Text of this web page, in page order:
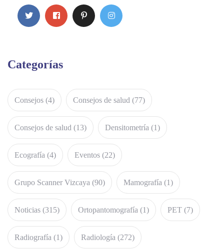
Categorías
Consejos (4) Consejos de salud (77)
Consejos de salud (13) Densitometría (1)
Ecografía (4) Eventos (22)
Grupo Scanner Vizcaya (90) Mamografía (1)
Noticias (315) Ortopantomografía (1) PET (7)
Radiografía (1) Radiología (272)